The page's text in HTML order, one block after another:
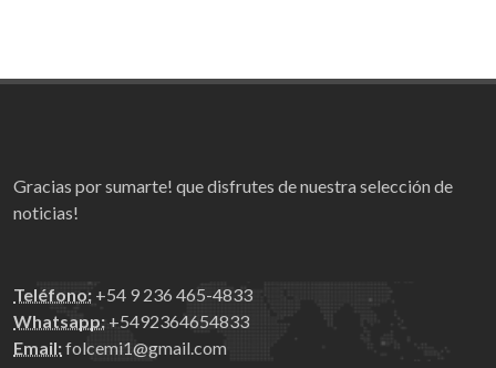
Gracias por sumarte! que disfrutes de nuestra selección de
noticias!
Teléfono: +54 9 236 465-4833
Whatsapp: +5492364654833
Email:folcemi1@gmail.com